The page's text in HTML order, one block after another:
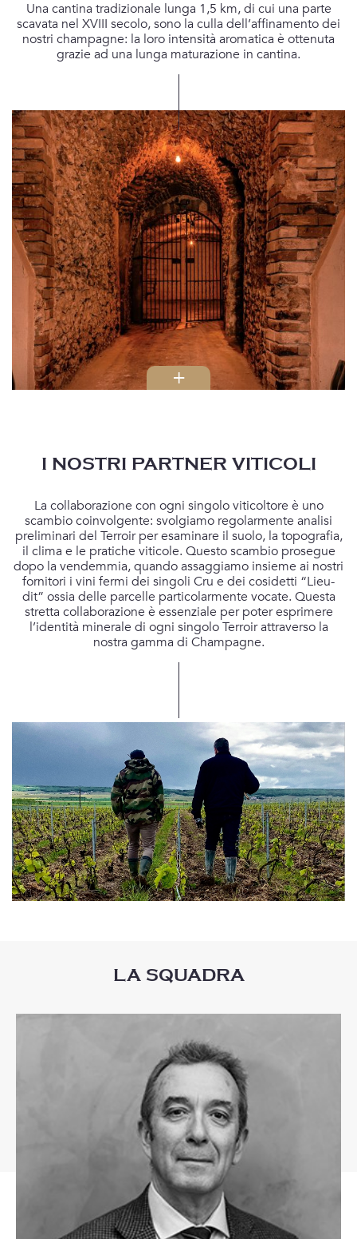
Una cantina tradizionale lunga 1,5 km, di cui una parte
scavata nel XVIII secolo, sono la culla dell’affinamento dei
nostri champagne: la loro intensità aromatica è ottenuta
grazie ad una lunga maturazione in cantina.
La nostra cantina ha una lunghezza complessiva di 1,5 km, ripartita su 2
livelli, a -12 e -18 metri sottoterra.
I vini destinati al dosaggio Extra Brut vengono conservati in cantina per
circa 3 anni.
I vini destinati al dosaggio Brut Nature vengono conservati in cantina per
circa 5 anni.
I NOSTRI PARTNER VITICOLI
La collaborazione con ogni singolo viticoltore è uno
scambio coinvolgente: svolgiamo regolarmente analisi
preliminari del Terroir per esaminare il suolo, la topografia,
il clima e le pratiche viticole. Questo scambio prosegue
dopo la vendemmia, quando assaggiamo insieme ai nostri
fornitori i vini fermi dei singoli Cru e dei cosidetti “Lieu-
dit” ossia delle parcelle particolarmente vocate. Questa
stretta collaborazione è essenziale per poter esprimere
l’identità minerale di ogni singolo Terroir attraverso la
nostra gamma di Champagne.
LA SQUADRA
Inviando questo modulo, accettol'informativa sulla privacy